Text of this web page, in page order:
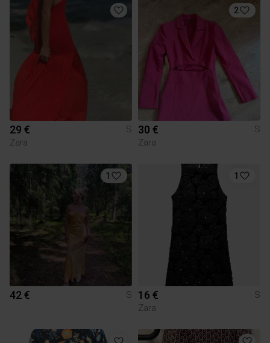
29 €
S
Zara
2
30 €
S
Zara
1
42 € S
1
16 €
S
Zara